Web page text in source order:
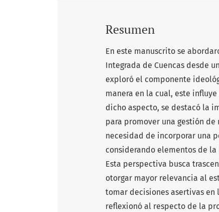
Resumen
En este manuscrito se
Integrada de Cuencas desde
exploró el componente
manera en la cual, este
dicho aspecto, se destacó la
para promover una gestión
necesidad de incorporar una
considerando elementos de
Esta perspectiva busca
otorgar mayor relevancia al
tomar decisiones asertivas en
reflexionó al respecto de la